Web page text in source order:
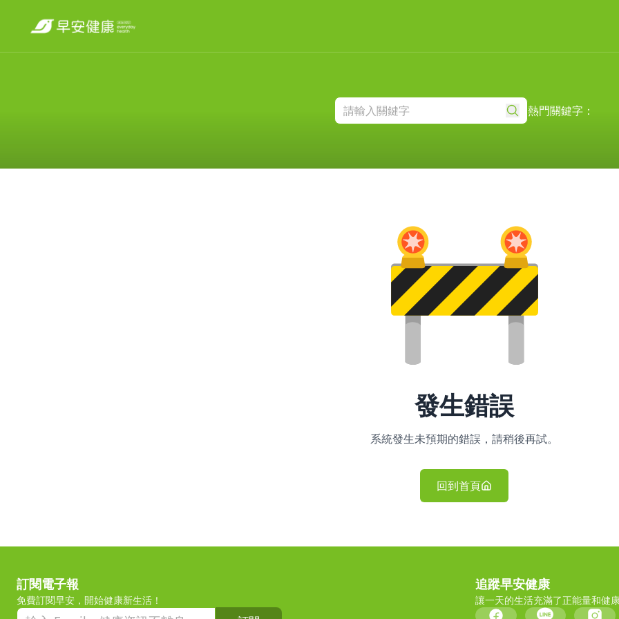
熱門關鍵字：
發生錯誤
系統發生未預期的錯誤，請稍後再試。
回到首頁
訂閱電子報
免費訂閱早安，開始健康新生活！
追蹤早安健康
讓一天的生活充滿了正能量和健